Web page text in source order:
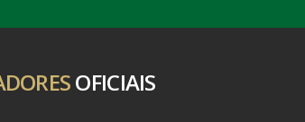
OFICIAIS